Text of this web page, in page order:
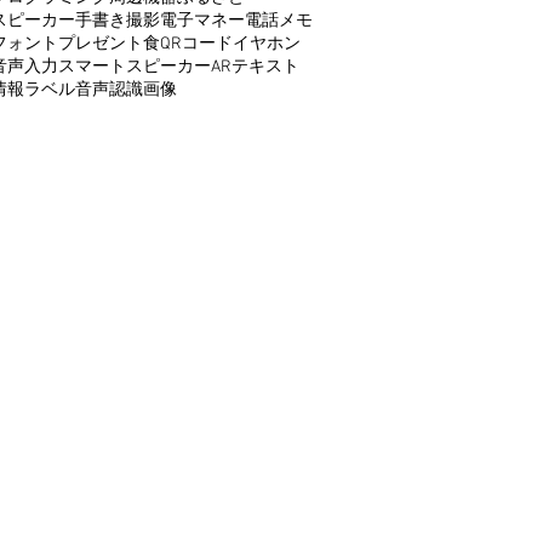
ピーカー手書き撮影電子マネー電話メモ
ォント プレゼント食QRコードイヤホン
声入力スマートスピーカーARテキスト
報ラベル音声認識画像